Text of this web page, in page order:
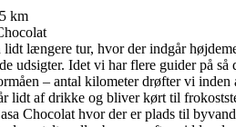
km
længere tur, hvor der indgår
udsigter. Idet vi har flere guider på
– antal kilometer drøfter vi inden
lidt af drikke og bliver kørt til
Chocolat hvor der er plads til